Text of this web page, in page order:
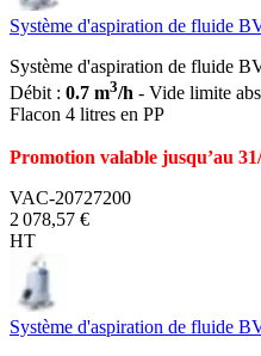
Système d'aspiration de fluide
Système d'aspiration de fluide
Débit : 0.7 m3/h - Vide limite
Flacon 4 litres en PP
Promotion valable jusqu’au
VAC-20727200
2 078,57 €
HT
Système d'aspiration de fluide